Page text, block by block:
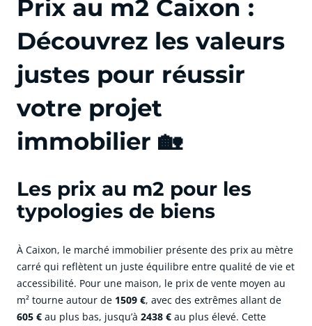
Prix au m2 Caixon :
Découvrez les valeurs
justes pour réussir
votre projet
immobilier 🏡
Les prix au m2 pour les
typologies de biens
À Caixon, le marché immobilier présente des prix au mètre
carré qui reflètent un juste équilibre entre qualité de vie et
accessibilité. Pour une maison, le prix de vente moyen au
m² tourne autour de 1509 €, avec des extrêmes allant de
605 € au plus bas, jusqu’à 2438 € au plus élevé. Cette